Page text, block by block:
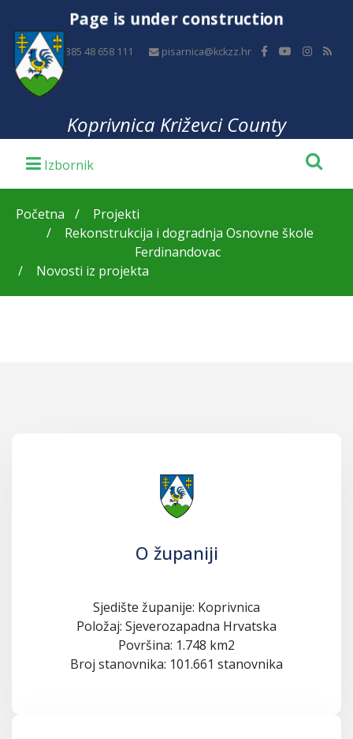
Page is under construction
+385 48 658 111 pisarnica@kckzz.hr
Koprivnica Križevci County
Početna
Projekti
Rekonstrukcija i dogradnja Osnovne škole
Ferdinandovac
Novosti iz projekta
O županiji
Sjedište županije: Koprivnica
Položaj: Sjeverozapadna Hrvatska
Površina: 1.748 km2
Broj stanovnika: 101.661 stanovnika